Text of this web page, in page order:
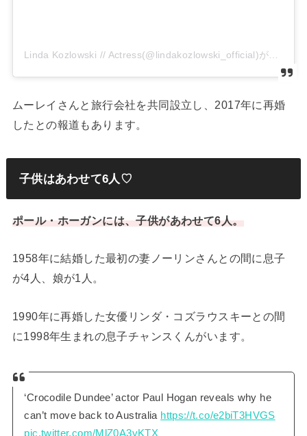
Linda Kozlowski // Actress(@lindakozlowski_official)がシェアした投稿
ムーレイさんと旅行会社を共同設立し、2017年に再婚
したとの報道もあります。
子供はあわせて6人♡
ポール・ホーガンには、子供があわせて6人。
1958年に結婚した最初の妻ノーリンさんとの間に息子
が4人、娘が1人。
1990年に再婚した女優リンダ・コズラウスキーとの間
に1998年生まれの息子チャンスくんがいます。
‘Crocodile Dundee’ actor Paul Hogan reveals why he
can’t move back to Australia https://t.co/e2biT3HVGS
pic.twitter.com/MlZ0A3yKTX